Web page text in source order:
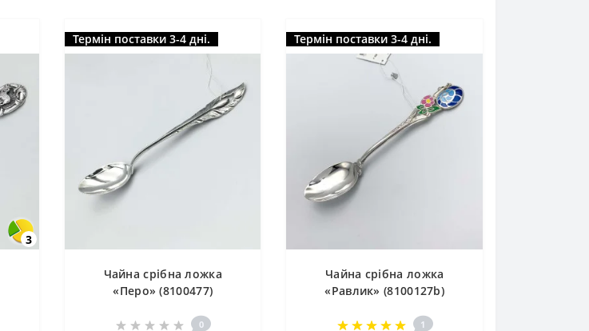
3
Термін поставки 3-4 дні.
Чайна срібна ложка
«Перо» (8100477)
0
Термін поставки 3-4 дні.
Чайна срібна ложка
«Равлик» (8100127b)
1